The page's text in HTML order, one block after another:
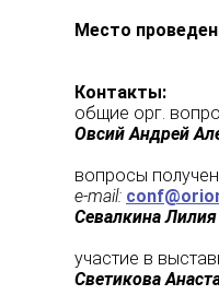
Место
ул.
Контакты:
общие орг.
Овсий Андрей
вопросы
e-mail:
Севалкина
участие в
Светикова